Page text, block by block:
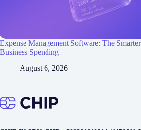
Expense Management Software: The
Business Spending
August 6, 2026